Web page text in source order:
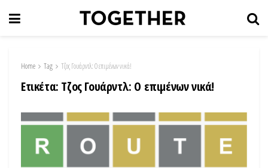
Home Tag Τζος Γουάρντλ: Ο επιμένων νικά!
Ετικέτα: Τζος Γουάρντλ: Ο επιμένων νικά!